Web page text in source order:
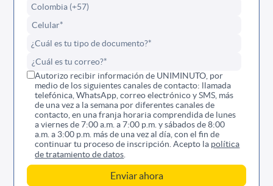
Autorizo recibir información de UNIMINUTO, por
medio de los siguientes canales de contacto: llamada
telefónica, WhatsApp, correo electrónico y SMS, más
de una vez a la semana por diferentes canales de
contacto, en una franja horaria comprendida de lunes
a viernes de 7:00 a.m. a 7:00 p.m. y sábados de 8:00
a.m. a 3:00 p.m. más de una vez al día, con el fin de
continuar tu proceso de inscripción. Acepto la política
de tratamiento de datos